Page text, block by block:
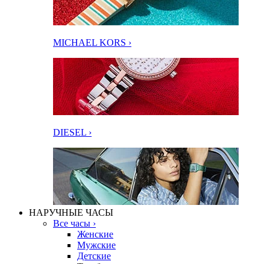
MICHAEL KORS ›
DIESEL ›
НАРУЧНЫЕ ЧАСЫ
Все часы ›
Женские
Мужские
Детские